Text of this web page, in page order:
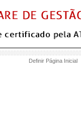
Definir Página Inicial